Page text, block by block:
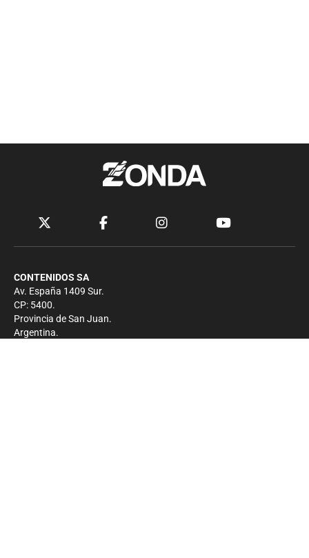
CONTENIDOS SA
Av. España 1409 Sur.
CP: 5400.
Provincia de San Juan.
Argentina.